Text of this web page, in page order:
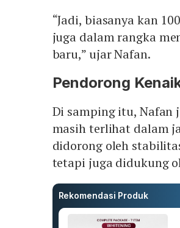
“Jadi, biasanya kan
juga dalam rangka
baru,” ujar Nafan.
Pendorong
Di samping itu, Nafan
masih terlihat dalam
didorong oleh
tetapi juga didukung
Rekomendasi Produk